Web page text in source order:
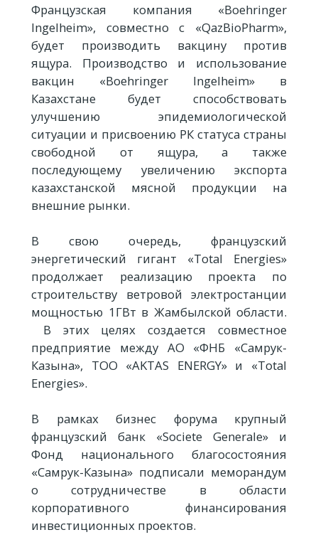
Французская компания «Boehringer
Ingelheim», совместно с «QazBioPharm»,
будет производить вакцину против
ящура. Производство и использование
вакцин «Boehringer Ingelheim» в
Казахстане будет способствовать
улучшению эпидемиологической
ситуации и присвоению РК статуса страны
свободной от ящура, а также
последующему увеличению экспорта
казахстанской мясной продукции на
внешние рынки.
В свою очередь, французский
энергетический гигант «Total Еnergies»
продолжает реализацию проекта по
строительству ветровой электростанции
мощностью 1ГВт в Жамбылской области.
В этих целях создается совместное
предприятие между АО «ФНБ «Самрук-
Казына», ТОО «AKTAS ENERGY» и «Total
Еnergies».
В рамках бизнес форума крупный
французский банк «Societe Generale» и
Фонд национального благосостояния
«Самрук-Казына» подписали меморандум
о сотрудничестве в области
корпоративного финансирования
инвестиционных проектов.